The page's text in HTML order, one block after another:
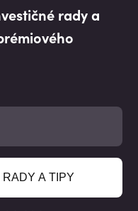
rady a
A TIPY